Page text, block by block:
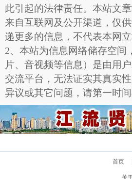
此引起的法律责任。本站文
来自互联网及公开渠道，仅
递更多的信息，不代表本网
2、本站为信息网络储存空间
片、音视频等信息）是由用
交流平台，无法证实其真实
异议或其它问题，请第一时
首页
关